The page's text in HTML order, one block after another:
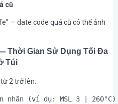
cũ
— date code quá cũ có thể ảnh
Thời Gian Sử Dụng Tối Đa
Túi
2 trở lên:
nhãn (ví dụ: MSL 3 | 260°C)